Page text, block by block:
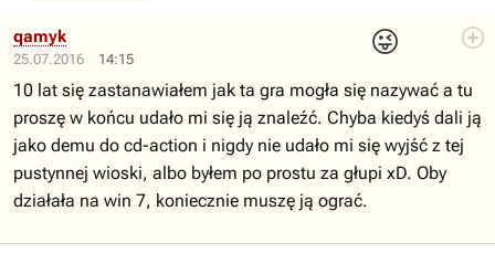
25.07.2016 14:15
😜
qamyk
10 lat się zastanawiałem jak ta gra mogła się nazywać a tu
proszę w końcu udało mi się ją znaleźć. Chyba kiedyś dali ją
jako demu do cd-action i nigdy nie udało mi się wyjść z tej
pustynnej wioski, albo byłem po prostu za głupi xD. Oby
działała na win 7, koniecznie muszę ją ograć.